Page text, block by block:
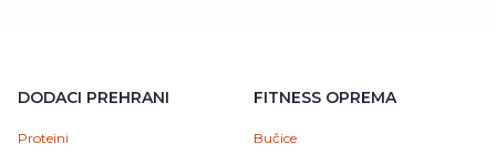
DODACI PREHRANI
Proteini
FITNESS OPREMA
Bučice